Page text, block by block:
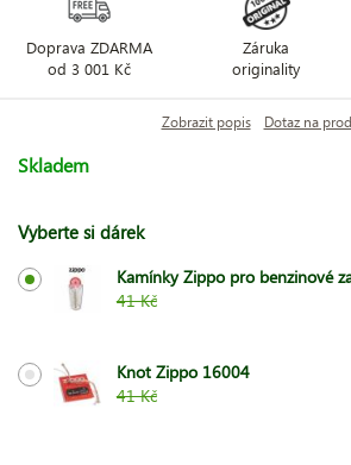
Doprava ZDARMA
od 3 001 Kč
Záruka
originality
Zobrazit popis Dotaz na
Skladem
Vyberte si dárek
Kamínky Zippo pro benzinové
41 Kč
Knot Zippo 16004
41 Kč